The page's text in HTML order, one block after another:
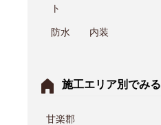
ト
防水 内装
施⼯エリア別でみる
甘楽郡